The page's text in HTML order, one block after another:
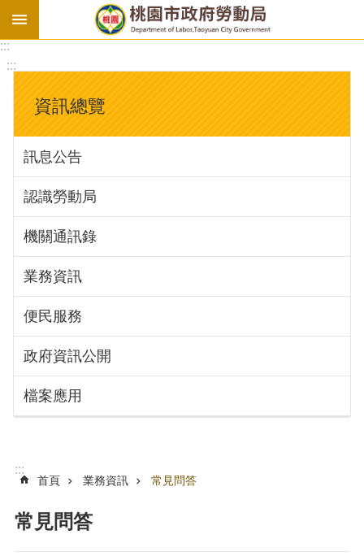
基
法
勞
資
會
庇
護
工
場
進
訊
息
公
識
動
局
:::
:::
資訊總覽
訊息公告
認識勞動局
機關通訊錄
業務資訊
便民服務
政府資訊公開
檔案應用
:::
首頁 業務資訊 常見問答
常見問答